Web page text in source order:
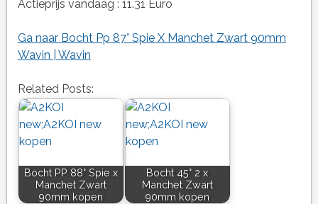
Actieprijs vandaag : 11.31 Euro
Ga naar Bocht Pp 87° Spie X Manchet Zwart 90mm
Wavin | Wavin
Related Posts:
Bocht PP 88° Spie x
Manchet Zwart
90mm kopen
Bocht 45° 2 x
Manchet Zwart
90mm kopen